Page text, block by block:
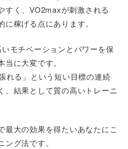
すく、VO2maxが刺激される
に稼げる点にあります。
モチベーションとパワーを保
に大変です。
れる」という短い目標の連続
、結果として質の高いトレーニ
最大の効果を得たいあなたにこ
グ法です。